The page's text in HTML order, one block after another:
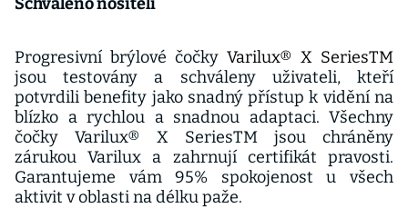
Progresivní brýlové čočky Varilux® X SeriesTM
jsou testovány a schváleny uživateli, kteří
potvrdili benefity jako snadný přístup k vidění na
blízko a rychlou a snadnou adaptaci. Všechny
čočky Varilux® X SeriesTM jsou chráněny
zárukou Varilux a zahrnují certifikát pravosti.
Garantujeme vám 95% spokojenost u všech
aktivit v oblasti na délku paže.